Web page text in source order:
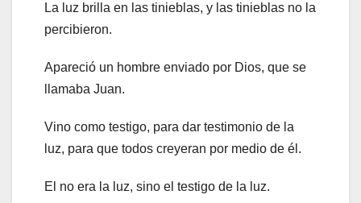
La luz brilla en las tinieblas, y las tinieblas no la
percibieron.
Apareció un hombre enviado por Dios, que se
llamaba Juan.
Vino como testigo, para dar testimonio de la
luz, para que todos creyeran por medio de él.
El no era la luz, sino el testigo de la luz.